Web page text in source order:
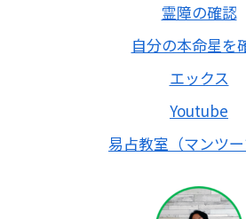
霊障の確認
自分の本命星を
エックス
Youtube
易占教室（マンツー